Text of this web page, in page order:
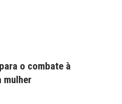
o combate à
mulher